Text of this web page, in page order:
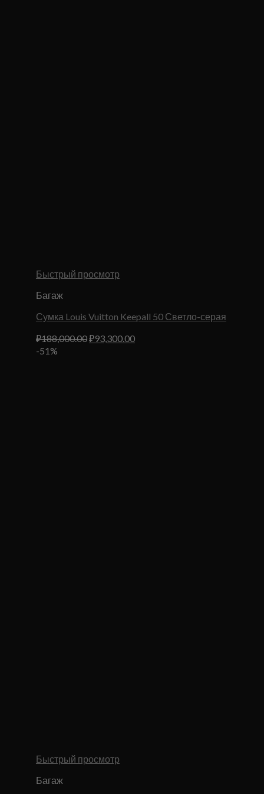
Быстрый просмотр
Багаж
Сумка Louis Vuitton Keepall 50 Светло-серая
₽188,000.00Первоначальная
₽93,300.00Текущая
-51%
Быстрый просмотр
Багаж